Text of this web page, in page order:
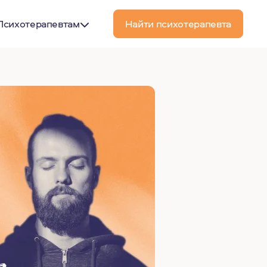
Найти психотерапевта